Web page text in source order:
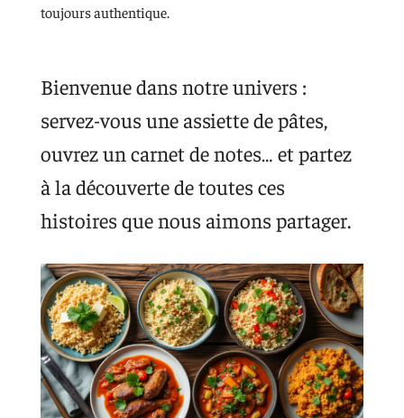
toujours authentique.
Bienvenue dans notre univers :
servez-vous une assiette de pâtes,
ouvrez un carnet de notes… et partez
à la découverte de toutes ces
histoires que nous aimons partager.